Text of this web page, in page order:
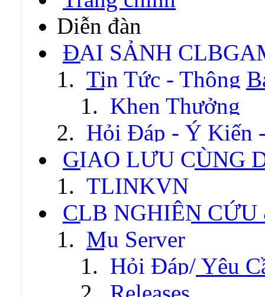
Diễn đàn
ĐẠI SẢNH
Tin Tức - Thông
Khen Thưởng
Hỏi Đáp - Ý Kiến
GIAO LƯU CÙNG
TLINKVN
CLB NGHIÊN
Mu Server
Hỏi Đáp/ Yêu